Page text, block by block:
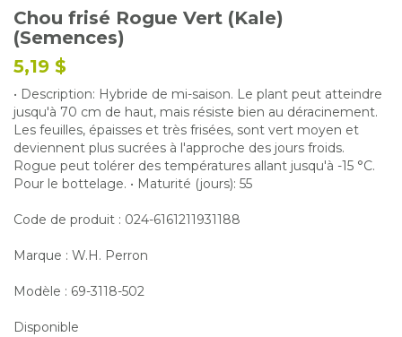
Nous joindre
Chou frisé Rogue Vert (Kale)
(Semences)
5,19 $
• Description: Hybride de mi-saison. Le plant peut atteindre
jusqu'à 70 cm de haut, mais résiste bien au déracinement.
Les feuilles, épaisses et très frisées, sont vert moyen et
deviennent plus sucrées à l'approche des jours froids.
Rogue peut tolérer des températures allant jusqu'à -15 °C.
Pour le bottelage. • Maturité (jours): 55
Code de produit : 024-6161211931188
Marque : W.H. Perron
Modèle : 69-3118-502
Disponible